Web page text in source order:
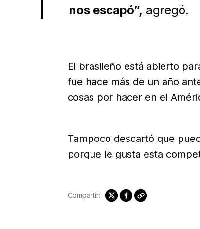
nos escapó”, agregó.
El brasileño está abierto
fue hace más de un año
cosas por hacer en el
Tampoco descartó que
porque le gusta esta
Compartir: